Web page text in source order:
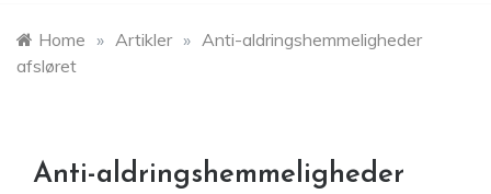
Home » Artikler » Anti-aldringshemmeligheder
afsløret
Anti-aldringshemmeligheder